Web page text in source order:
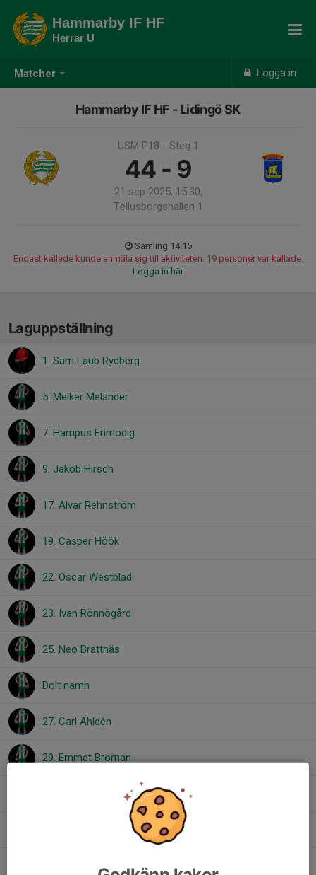
Matcher Logga in
Hammarby IF HF
Herrar U
Hammarby IF HF - Lidingö SK
USM P18 - Steg 1
44 - 9
21 sep 2025, 15:30,
Tellusborgshallen 1
Samling 14:15
Endast kallade kunde anmäla sig till aktiviteten. 19 personer var kallade.
Logga in här
Laguppställning
1. Sam Laub Rydberg
5. Melker Melander
7. Hampus Frimodig
9. Jakob Hirsch
17. Alvar Rehnström
19. Casper Höök
22. Oscar Westblad
23. Ivan Rönnögård
25. Neo Brattnäs
Dolt namn
27. Carl Ahldén
29. Emmet Broman
30. Simon Åkerlund
39. Vincent Ekberg